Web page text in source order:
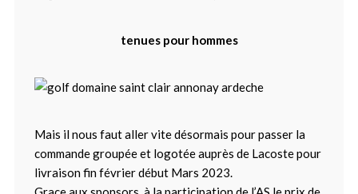
tenues pour hommes
Mais il nous faut aller vite désormais pour passer la
commande groupée et logotée auprès de Lacoste pour
livraison fin février début Mars 2023.